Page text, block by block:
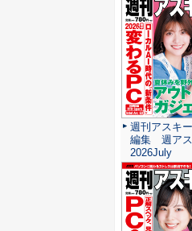
週刊アスキ
編集 週アス
2026July